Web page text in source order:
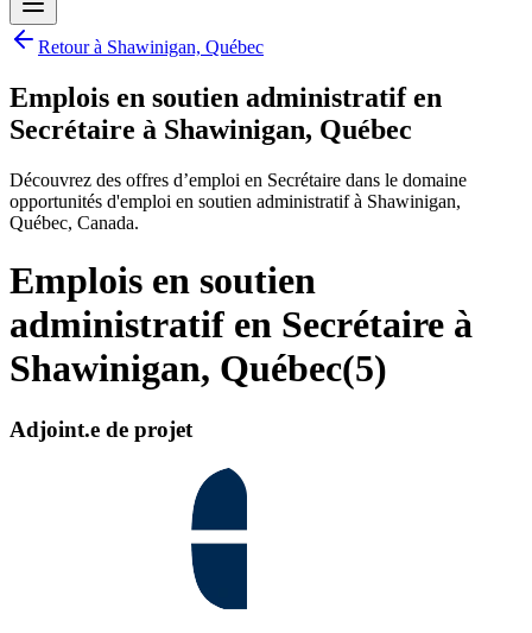
Retour à Shawinigan, Québec
Emplois en soutien administratif en
Secrétaire à Shawinigan, Québec
Découvrez des offres d’emploi en Secrétaire dans le domaine
opportunités d'emploi en soutien administratif à Shawinigan,
Québec, Canada.
Emplois en soutien
administratif en Secrétaire à
Shawinigan, Québec(5)
Adjoint.e de projet